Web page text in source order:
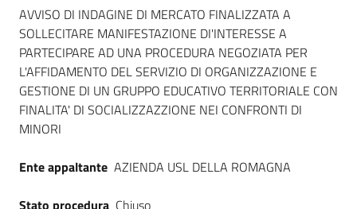
Dati del bando
AVVISO DI INDAGINE DI MERCATO FINALIZZATA A
SOLLECITARE MANIFESTAZIONE DI'INTERESSE A
PARTECIPARE AD UNA PROCEDURA NEGOZIATA PER
L'AFFIDAMENTO DEL SERVIZIO DI ORGANIZZAZIONE E
GESTIONE DI UN GRUPPO EDUCATIVO TERRITORIALE CON
FINALITA' DI SOCIALIZZAZZIONE NEI CONFRONTI DI
MINORI
Ente appaltante AZIENDA USL DELLA ROMAGNA
Stato procedura Chiuso